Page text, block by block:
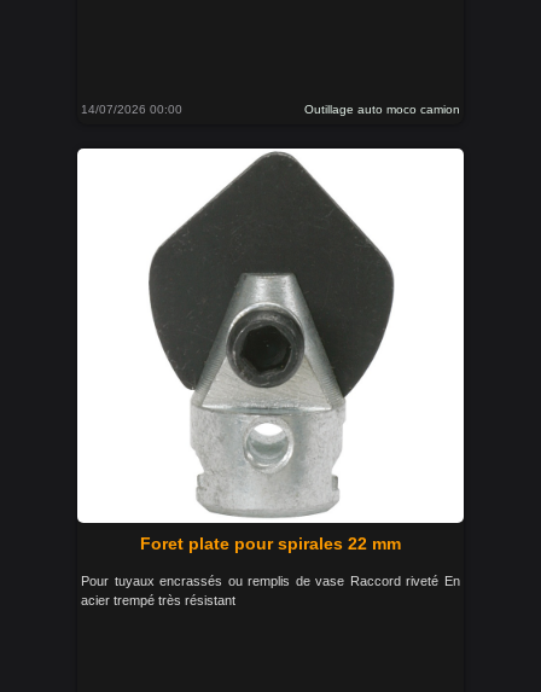
14/07/2026 00:00 Outillage auto moco camion
Foret plate pour spirales 22 mm
Pour tuyaux encrassés ou remplis de vase Raccord riveté En
acier trempé très résistant